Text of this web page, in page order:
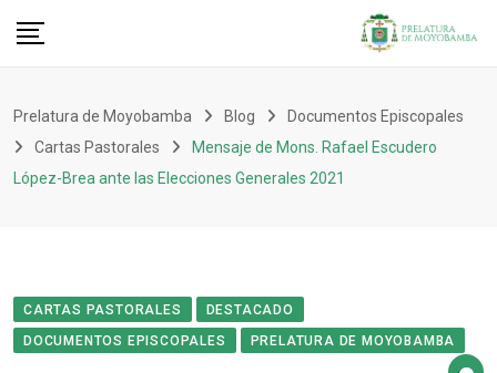
Prelatura de Moyobamba Blog
Documentos Episcopales
Cartas Pastorales
Mensaje de Mons. Rafael Escudero
López-Brea ante las Elecciones Generales 2021
CARTAS PASTORALES
DESTACADO
DOCUMENTOS EPISCOPALES
PRELATURA DE MOYOBAMBA